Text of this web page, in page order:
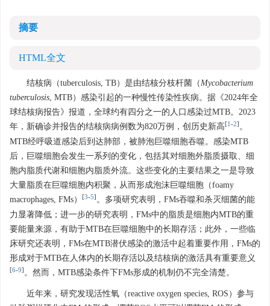
摘要
HTML全文
结核病（tuberculosis, TB）是由结核分枝杆菌（Mycobacterium
tuberculosis, MTB）感染引起的一种慢性传染性疾病。据《2024年全
球结核病报告》报道，全球约有四分之一的人口感染过MTB。2023
年，新确诊并报告的结核病病例数为820万例，创历史新高[1-2] 。
MTB经呼吸道感染后到达肺部，被肺泡巨噬细胞吞噬。感染MTB
后，巨噬细胞会发生一系列的变化，包括其对细胞外脂质摄取、细
胞内脂质代谢和细胞内脂质外流。这些变化的主要结果之一是导致
大量脂质在巨噬细胞内积聚，从而形成泡沫巨噬细胞（foamy
macrophages, FMs）
[3-5] 。多项研究表明，FMs吞噬和杀灭细菌的能
力显著降低；进一步的研究表明，FMs中的脂质是细胞内MTB的重
要能量来源，有助于MTB在巨噬细胞中的长期存活；此外，一些临
床研究还表明，FMs在MTB潜伏感染的激活中起着重要作用，FMs的
形成对于MTB在人体内的长期存活以及结核病的激活具有重要意义
[6-9] 。然而，MTB感染条件下FMs形成的机制仍不完全清楚。
近年来，研究发现活性氧（reactive oxygen species, ROS）参与